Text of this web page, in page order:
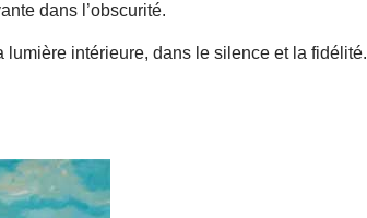
dans l’obscurité.
intérieure, dans le silence et la fidélité.